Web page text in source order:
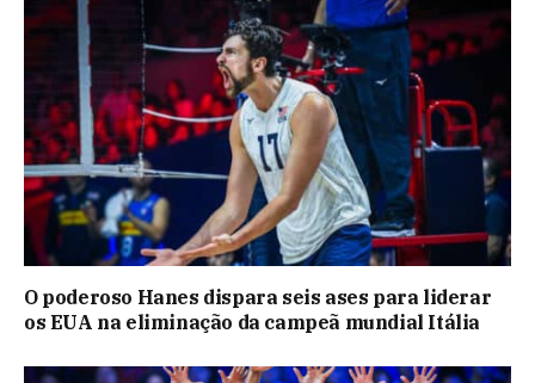
O poderoso Hanes dispara seis ases para liderar
os EUA na eliminação da campeã mundial Itália